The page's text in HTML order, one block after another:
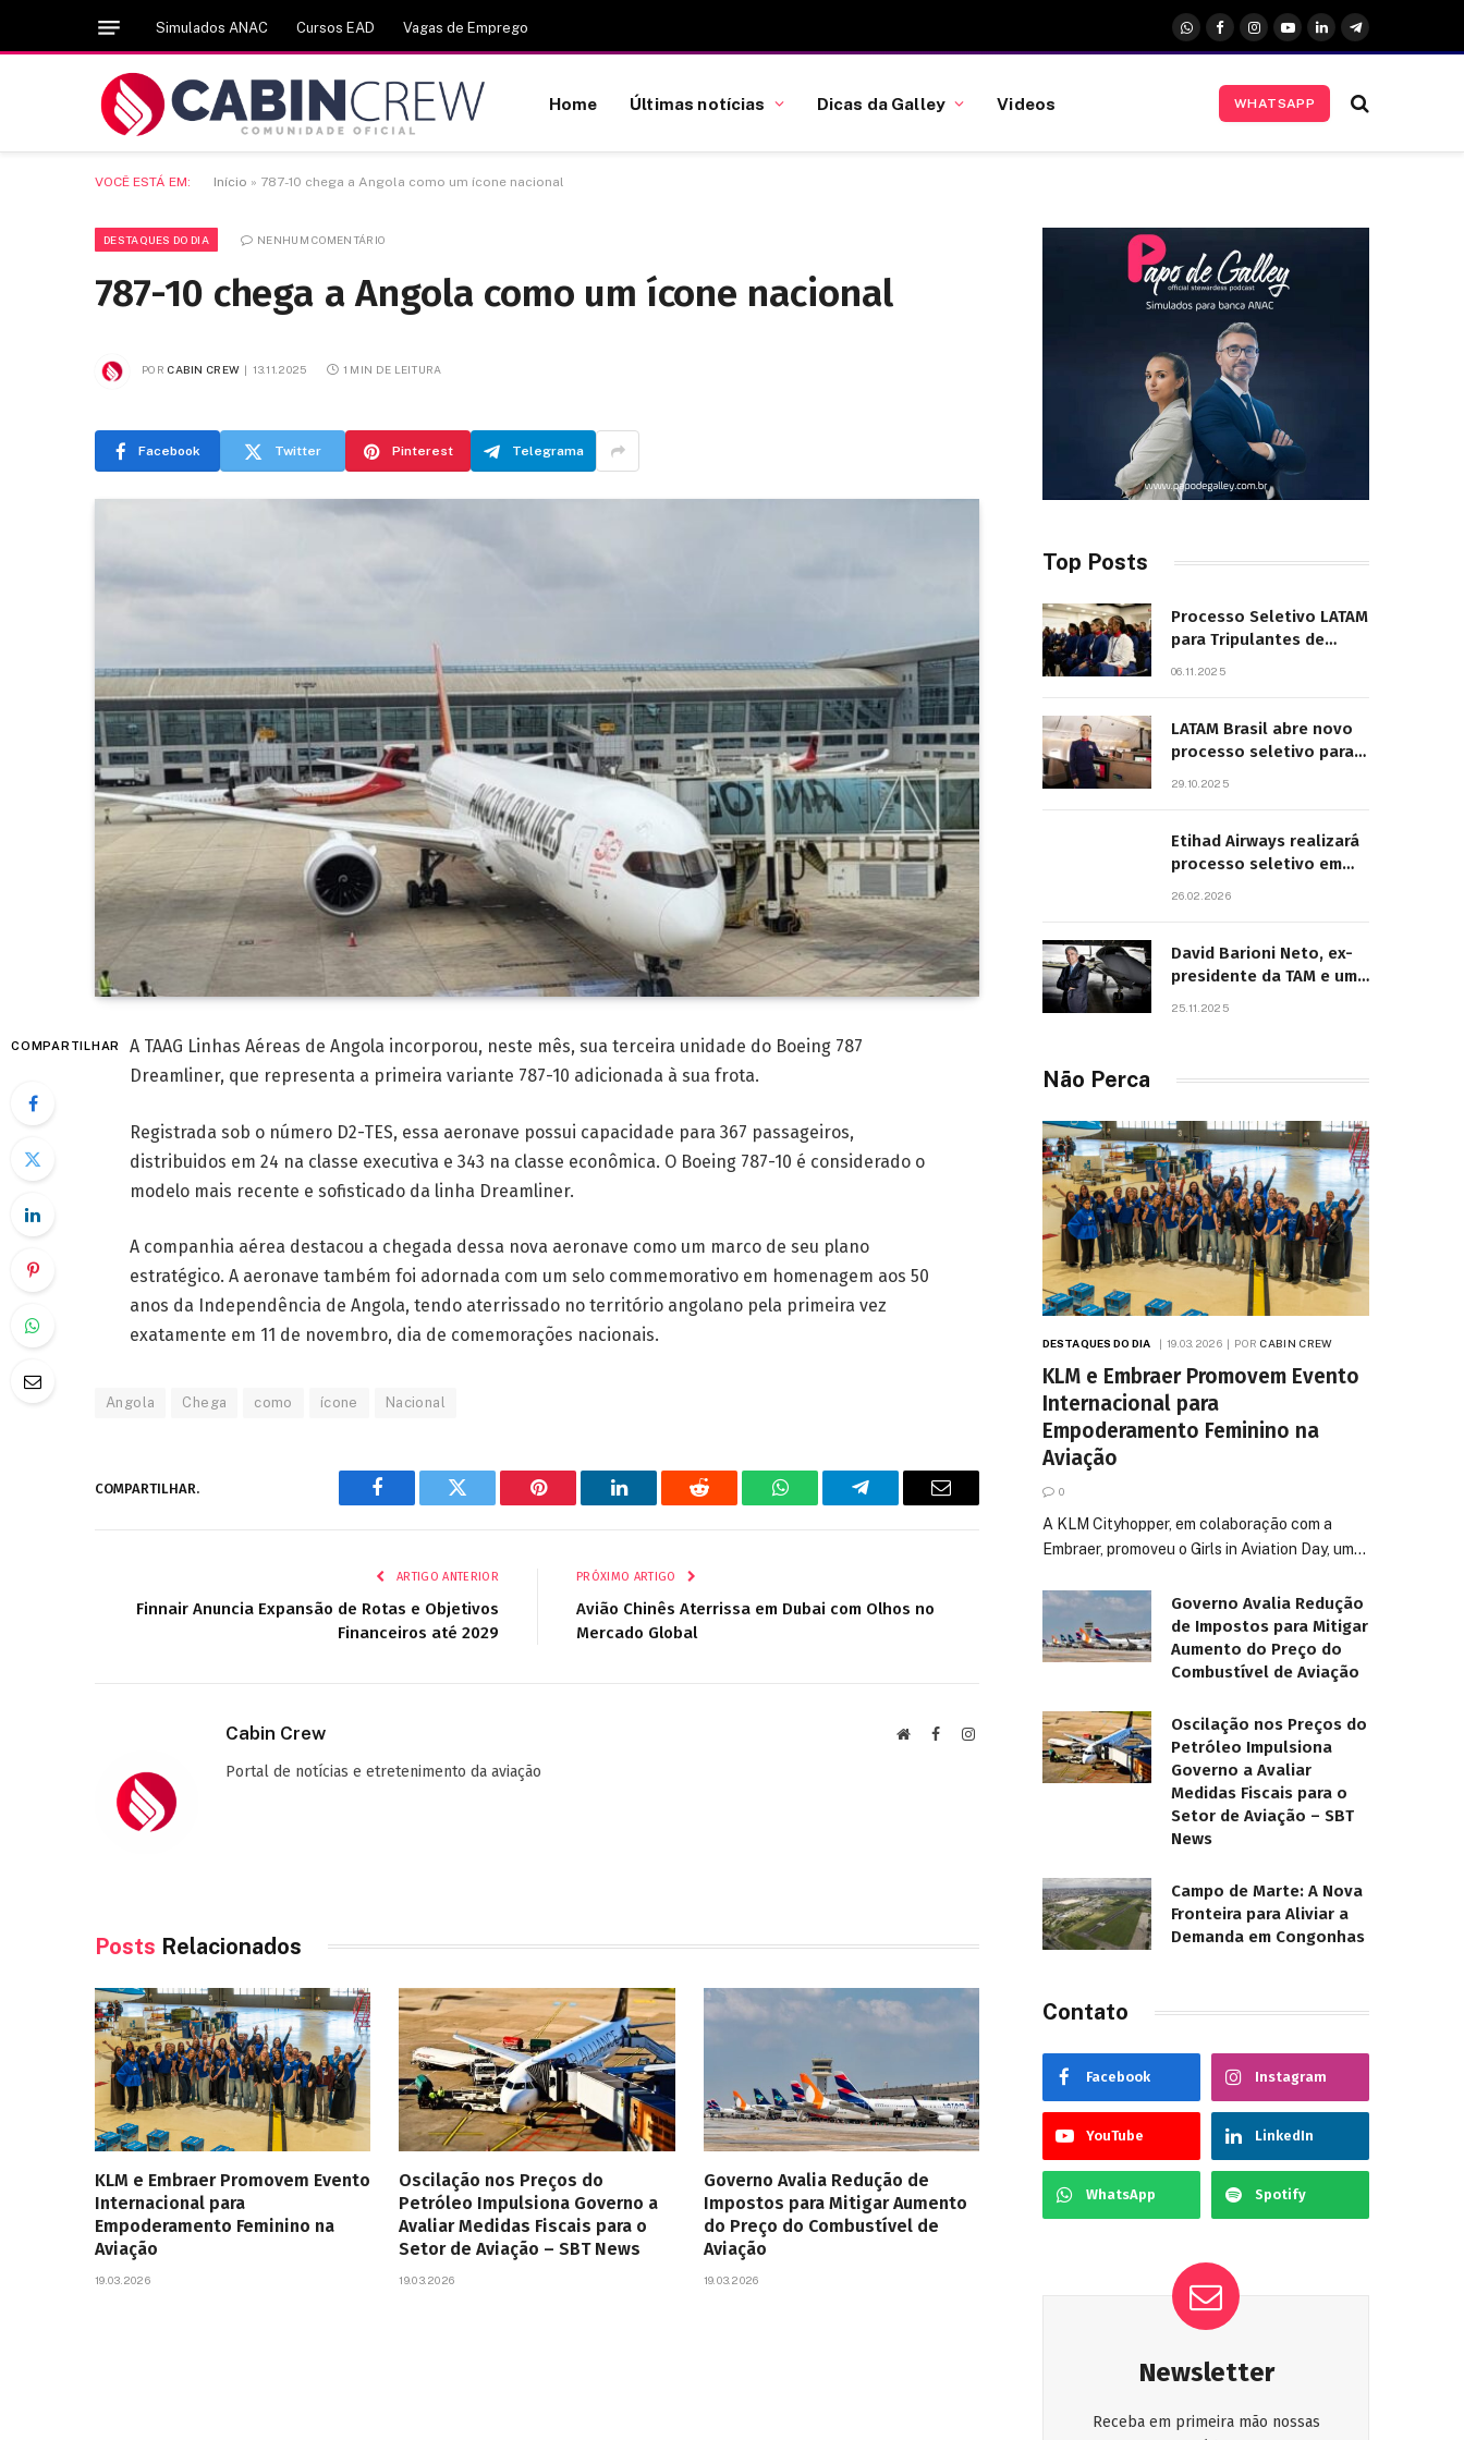
Simulados ANAC Cursos EAD Vagas de Emprego
WhatsApp
FacebookInstagram
YouTubeLinkedInTelegrama
Home Últimas notícias Dicas da Galley Videos WHATSAPP
VOCÊ ESTÁ EM: Início » 787-10 chega a Angola como um ícone nacional
DESTAQUES DO DIA NENHUM COMENTÁRIO
787-10 chega a Angola como um ícone nacional
POR CABIN CREW 13.11.2025 1 MIN DE LEITURA
Facebook Twitter Pinterest Telegrama
COMPARTILHAR
A TAAG Linhas Aéreas de Angola incorporou, neste mês, sua terceira unidade do Boeing 787
Dreamliner, que representa a primeira variante 787-10 adicionada à sua frota.
Registrada sob o número D2-TES, essa aeronave possui capacidade para 367 passageiros,
distribuidos em 24 na classe executiva e 343 na classe econômica. O Boeing 787-10 é considerado o
modelo mais recente e sofisticado da linha Dreamliner.
A companhia aérea destacou a chegada dessa nova aeronave como um marco de seu plano
estratégico. A aeronave também foi adornada com um selo commemorativo em homenagem aos 50
anos da Independência de Angola, tendo aterrissado no território angolano pela primeira vez
exatamente em 11 de novembro, dia de comemorações nacionais.
Angola Chega como ícone Nacional
COMPARTILHAR.
Facebook Twitter Pinterest LinkedIn Reddit WhatsAppTelegramaE-
ARTIGO ANTERIOR
Finnair Anuncia Expansão de Rotas e Objetivos
Financeiros até 2029
PRÓXIMO ARTIGO
Avião Chinês Aterrissa em Dubai com Olhos no
Mercado Global
Cabin Crew Site FacebookInstagram
Portal de notícias e etretenimento da aviação
Posts Relacionados
KLM e Embraer Promovem Evento
Internacional para
Empoderamento Feminino na
Aviação
19.03.2026
Oscilação nos Preços do
Petróleo Impulsiona Governo a
Avaliar Medidas Fiscais para o
Setor de Aviação – SBT News
19.03.2026
Governo Avalia Redução de
Impostos para Mitigar Aumento
do Preço do Combustível de
Aviação
19.03.2026
Top Posts
Processo Seletivo LATAM
para Tripulantes de
06.11.2025
LATAM Brasil abre novo
processo seletivo para
29.10.2025
Etihad Airways realizará
processo seletivo em
26.02.2026
David Barioni Neto, ex-
presidente da TAM e um
25.11.2025
Não Perca
DESTAQUES DO DIA 19.03.2026 POR CABIN CREW
KLM e Embraer Promovem Evento
Internacional para
Empoderamento Feminino na
Aviação
0
A KLM Cityhopper, em colaboração com a
Embraer, promoveu o Girls in Aviation Day, um…
Governo Avalia Redução
de Impostos para Mitigar
Aumento do Preço do
Combustível de Aviação
Oscilação nos Preços do
Petróleo Impulsiona
Governo a Avaliar
Medidas Fiscais para o
Setor de Aviação – SBT
News
Campo de Marte: A Nova
Fronteira para Aliviar a
Demanda em Congonhas
Contato
Facebook Instagram
YouTube LinkedIn
WhatsApp Spotify
Newsletter
Receba em primeira mão nossas